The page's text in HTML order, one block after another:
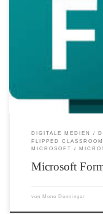
sofortige Rückmeldung über
Österreich gratis zur
mit den
Sie einen Titel für das Quiz
DIGITALE MEDIEN
FLIPPED CLASSROOM
MICROSOFT
Microsoft
von Mone Denninger